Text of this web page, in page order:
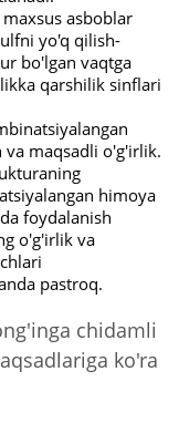
asboblar
yo'q qilish-
bo'lgan vaqtga
qarshilik sinflari
maqsadli o'g'irlik.
himoya
foydalanish
o'g'irlik va
pastroq.
chidamli
ko'ra